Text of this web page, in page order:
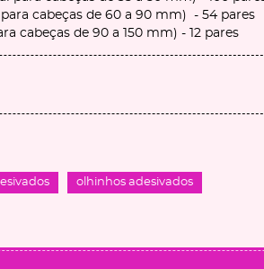
para cabeças de 60 a 90 mm) - 54 pares
cabeças de 90 a 150 mm) - 12 pares
olhinhos adesivados